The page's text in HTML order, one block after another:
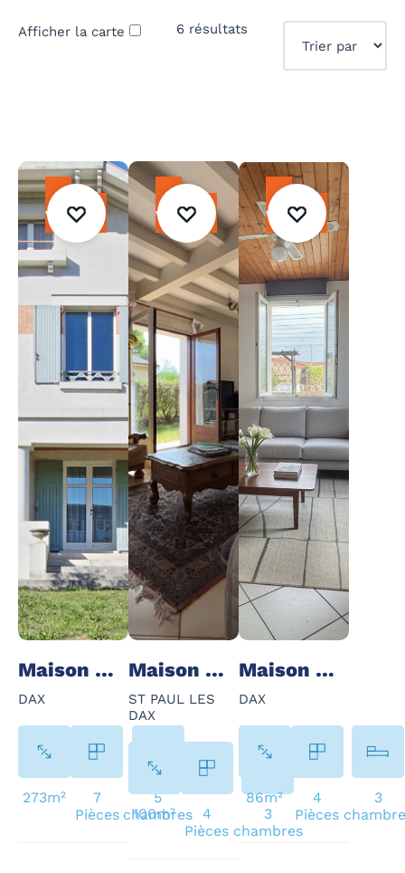
Afficher la carte 6 résultats
vendre
Maison - 7 Pièce(s) - 273 m²
DAX
273m²
7
Pièces
5
chambres
vendre
Maison - 4 Pièce(s) - 100 m²
ST PAUL LES
DAX
100m²
4
Pièces
3
chambres
vendre
Maison - 4 Pièce(s) - 86 m²
DAX
86m²
4
Pièces
3